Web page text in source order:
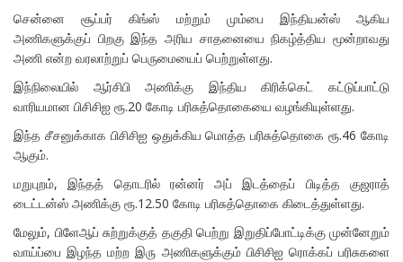
சென்னை சூப்பர் கிங்ஸ் மற்றும் மும்பை இந்தியன்ஸ் ஆகிய
அணிகளுக்குப் பிறகு இந்த அரிய சாதனையை நிகழ்த்திய மூன்றாவது
அணி என்ற வரலாற்றுப் பெருமையைப் பெற்றுள்ளது.
இந்நிலையில் ஆர்சிபி அணிக்கு இந்திய கிரிக்கெட் கட்டுப்பாட்டு
வாரியமான பிசிசிஐ ரூ.20 கோடி பரிசுத்தொகையை வழங்கியுள்ளது.
இந்த சீசனுக்காக பிசிசிஐ ஒதுக்கிய மொத்த பரிசுத்தொகை ரூ.46 கோடி
ஆகும்.
மறுபுறம், இந்தத் தொடரில் ரன்னர் அப் இடத்தைப் பிடித்த குஜராத்
டைட்டன்ஸ் அணிக்கு ரூ.12.50 கோடி பரிசுத்தொகை கிடைத்துள்ளது.
மேலும், பிளேஆப் சுற்றுக்குத் தகுதி பெற்று இறுதிப்போட்டிக்கு முன்னேறும்
வாய்ப்பை இழந்த மற்ற இரு அணிகளுக்கும் பிசிசிஐ ரொக்கப் பரிசுகளை